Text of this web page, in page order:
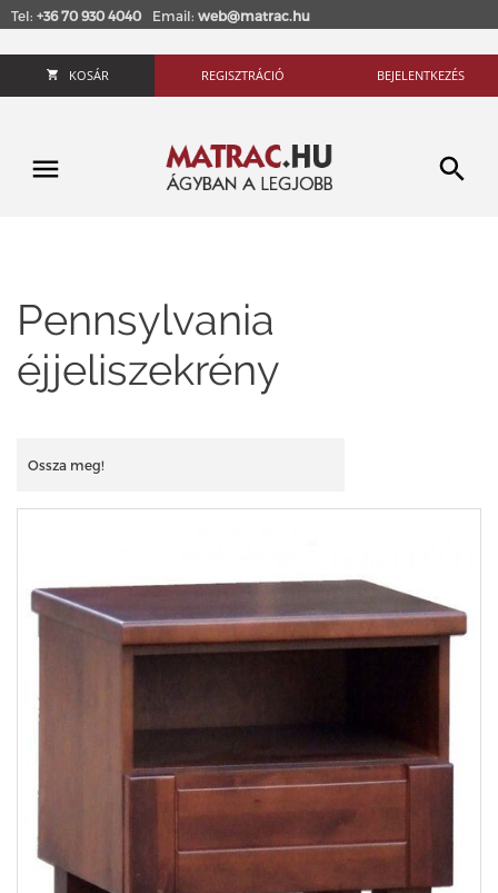
Tel: +36 70 930 4040 Email: web@matrac.hu
KOSÁR REGISZTRÁCIÓ BEJELENTKEZÉS
Pennsylvania
éjjeliszekrény
Ossza meg!